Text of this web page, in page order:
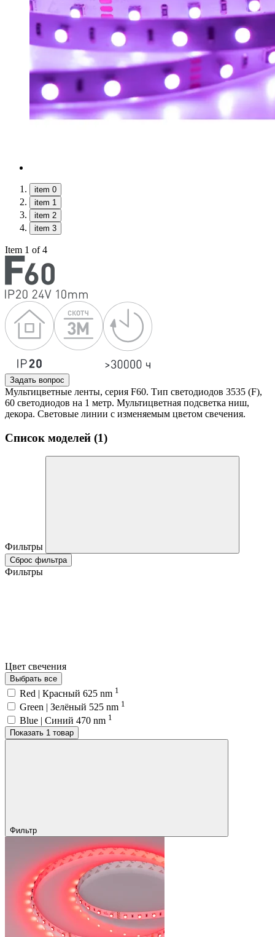
item 0
item 1
item 2
item 3
Item 1 of 4
Задать вопрос
Мультицветные ленты, серия F60. Тип светодиодов 3535 (F),
60 светодиодов на 1 метр. Мультицветная подсветка ниш,
декора. Световые линии с изменяемым цветом свечения.
Список моделей (1)
Фильтры
Сброс фильтра
Фильтры
Цвет свечения
Выбрать все
Red | Красный 625 nm 1
Green | Зелёный 525 nm 1
Blue | Синий 470 nm 1
Показать 1 товар
Фильтр